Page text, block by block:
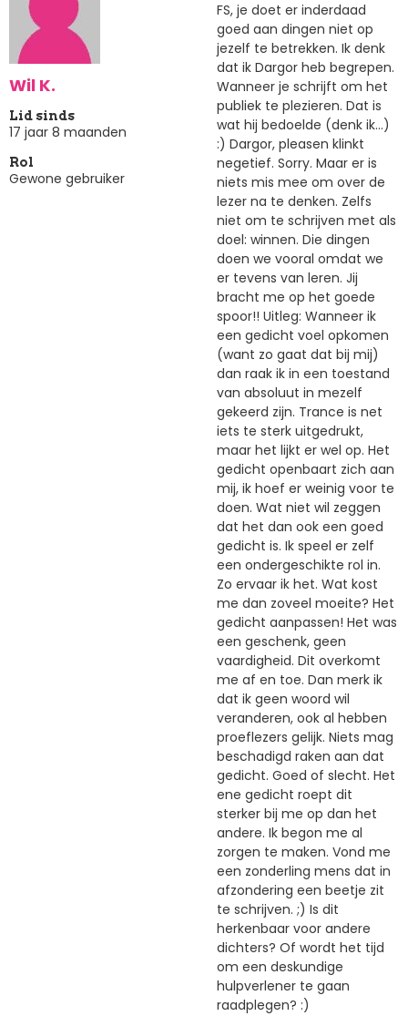
Wil K.
Lid sinds
17 jaar 8 maanden
Rol
Gewone gebruiker
FS, je doet er inderdaad
goed aan dingen niet op
jezelf te betrekken. Ik denk
dat ik Dargor heb begrepen.
Wanneer je schrijft om het
publiek te plezieren. Dat is
wat hij bedoelde (denk ik...)
:) Dargor, pleasen klinkt
negetief. Sorry. Maar er is
niets mis mee om over de
lezer na te denken. Zelfs
niet om te schrijven met als
doel: winnen. Die dingen
doen we vooral omdat we
er tevens van leren. Jij
bracht me op het goede
spoor!! Uitleg: Wanneer ik
een gedicht voel opkomen
(want zo gaat dat bij mij)
dan raak ik in een toestand
van absoluut in mezelf
gekeerd zijn. Trance is net
iets te sterk uitgedrukt,
maar het lijkt er wel op. Het
gedicht openbaart zich aan
mij, ik hoef er weinig voor te
doen. Wat niet wil zeggen
dat het dan ook een goed
gedicht is. Ik speel er zelf
een ondergeschikte rol in.
Zo ervaar ik het. Wat kost
me dan zoveel moeite? Het
gedicht aanpassen! Het was
een geschenk, geen
vaardigheid. Dit overkomt
me af en toe. Dan merk ik
dat ik geen woord wil
veranderen, ook al hebben
proeflezers gelijk. Niets mag
beschadigd raken aan dat
gedicht. Goed of slecht. Het
ene gedicht roept dit
sterker bij me op dan het
andere. Ik begon me al
zorgen te maken. Vond me
een zonderling mens dat in
afzondering een beetje zit
te schrijven. ;) Is dit
herkenbaar voor andere
dichters? Of wordt het tijd
om een deskundige
hulpverlener te gaan
raadplegen? :)